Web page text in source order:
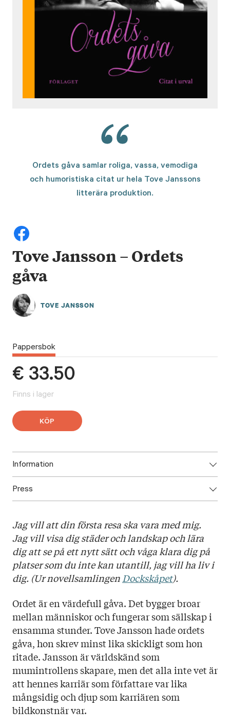
Ordets gåva samlar roliga, vassa, vemodiga
och humoristiska citat ur hela Tove Janssons
litterära produktion.
Tove Jansson – Ordets
gåva
TOVE JANSSON
Pappersbok
€ 33.50
Finns i lager
KÖP
Information
ISBN: 9789523334571
Språk: Svenska
Sidantal: 500
Format: Kartonnage
Omslag: Linnéa Sjöholm
Press
Jag vill att din första resa ska vara med mig.
Jag vill visa dig städer och landskap och lära
dig att se på ett nytt sätt och våga klara dig på
platser som du inte kan utantill, jag vill ha liv i
dig. (Ur novellsamlingen Dockskåpet).
Ordet är en värdefull gåva. Det bygger broar
mellan människor och fungerar som sällskap i
ensamma stunder. Tove Jansson hade ordets
gåva, hon skrev minst lika skickligt som hon
ritade. Jansson är världskänd som
mumintrollens skapare, men det alla inte vet är
att hennes karriär som författare var lika
mångsidig och djup som karriären som
bildkonstnär var.